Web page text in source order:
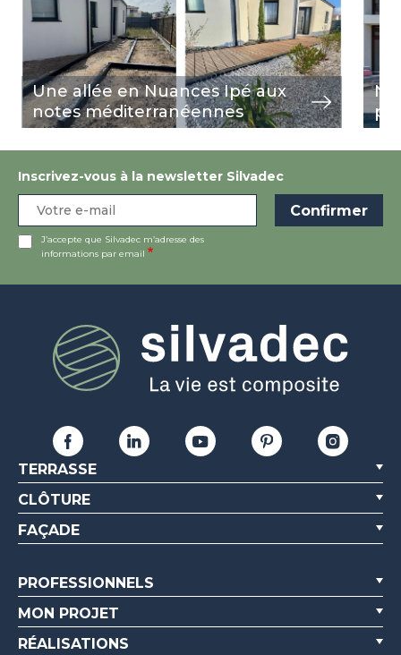
Une allée en Nuances Ipé aux
notes méditerranéennes
Inscrivez-vous à la newsletter Silvadec
J’accepte que Silvadec m’adresse des
informations par email
TERRASSE
CLÔTURE
FAÇADE
PROFESSIONNELS
MON PROJET
RÉALISATIONS